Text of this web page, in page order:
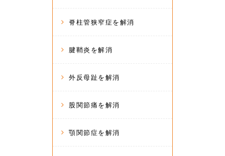
脊柱管狭窄症を解消
腱鞘炎を解消
外反母趾を解消
股関節痛を解消
顎関節症を解消